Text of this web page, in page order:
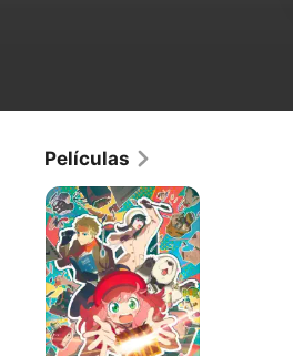
Películas
SPY
x
FAMILY:
Código
Blanco